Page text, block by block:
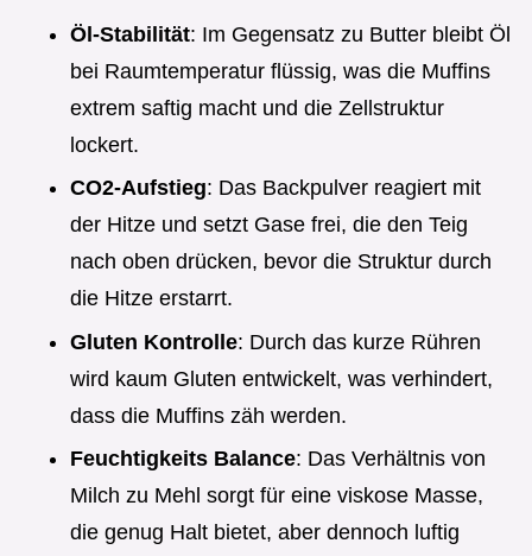
Öl-Stabilität: Im Gegensatz zu Butter bleibt Öl
bei Raumtemperatur flüssig, was die Muffins
extrem saftig macht und die Zellstruktur
lockert.
CO2-Aufstieg: Das Backpulver reagiert mit
der Hitze und setzt Gase frei, die den Teig
nach oben drücken, bevor die Struktur durch
die Hitze erstarrt.
Gluten Kontrolle: Durch das kurze Rühren
wird kaum Gluten entwickelt, was verhindert,
dass die Muffins zäh werden.
Feuchtigkeits Balance: Das Verhältnis von
Milch zu Mehl sorgt für eine viskose Masse,
die genug Halt bietet, aber dennoch luftig